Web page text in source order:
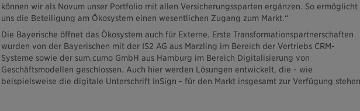
können wir als Novum unser Portfolio mit allen Versicherungssparten ergänzen. So ermöglicht
uns die Beteiligung am Ökosystem einen wesentlichen Zugang zum Markt.“
Die Bayerische öffnet das Ökosystem auch für Externe. Erste Transformationspartnerschaften
wurden von der Bayerischen mit der IS2 AG aus Marzling im Bereich der Vertriebs CRM-
Systeme sowie der sum.cumo GmbH aus Hamburg im Bereich Digitalisierung von
Geschäftsmodellen geschlossen. Auch hier werden Lösungen entwickelt, die - wie
beispielsweise die digitale Unterschrift InSign - für den Markt insgesamt zur Verfügung